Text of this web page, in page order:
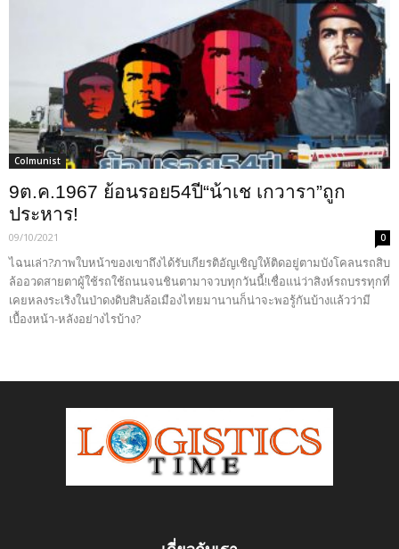
Colmunist
9ต.ค.1967 ย้อนรอย54ปี“น้าเช เกวารา”ถูก
ประหาร!
09/10/2021 0
ไฉนเล่า?ภาพใบหน้าของเขาถึงได้รับเกียรติอัญเชิญให้ติดอยู่ตามบังโคลนรถสิบ
ล้ออวดสายตาผู้ใช้รถใช้ถนนจนชินตามาจวบทุกวันนี้!เชื่อแน่ว่าสิงห์รถบรรทุกที่
เคยหลงระเริงในป่าดงดิบสิบล้อเมืองไทยมานานก็น่าจะพอรู้กันบ้างแล้วว่ามี
เบื้องหน้า-หลังอย่างไรบ้าง?